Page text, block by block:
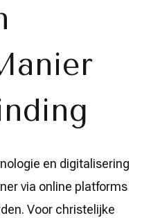
en digitalisering
via online platforms
Voor christelijke